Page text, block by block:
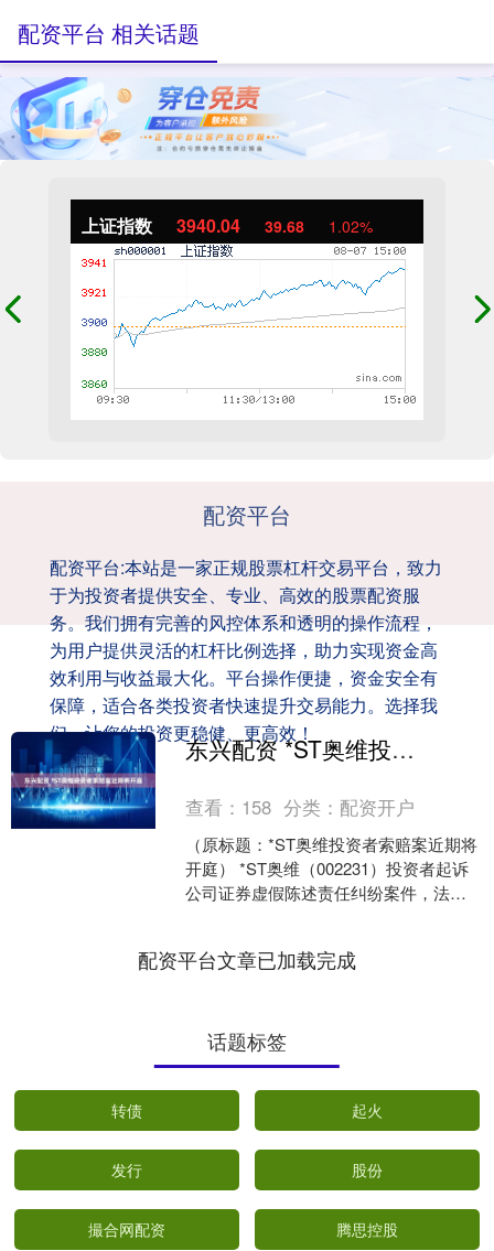
上证指数 3940.04 39.68 1.02%
配资平台
配资平台:本站是一家正规股票杠杆交易平台，致力
于为投资者提供安全、专业、高效的股票配资服
务。我们拥有完善的风控体系和透明的操作流程，
为用户提供灵活的杠杆比例选择，助力实现资金高
效利用与收益最大化。平台操作便捷，资金安全有
保障，适合各类投资者快速提升交易能力。选择我
们，让您的投资更稳健、更高效！
配资平台 相关话题
东兴配资 *ST奥维投资者索赔案近期将开庭
查看： 158 分类： 配资开户
（原标题：*ST奥维投资者索赔案近期将
开庭） *ST奥维（002231）投资者起诉
公司证券虚假陈述责任纠纷案件，法院
配资平台文章已加载完成
话题标签
转债 起火
发行 股份
撮合网配资 腾思控股